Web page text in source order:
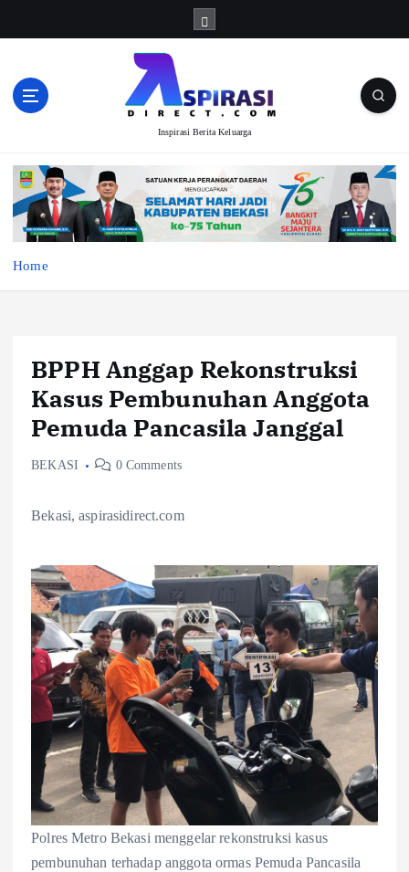
Inspirasi Berita Keluarga
Home
BPPH Anggap Rekonstruksi
Kasus Pembunuhan Anggota
Pemuda Pancasila Janggal
BEKASI 0 Comments
Bekasi, aspirasidirect.com
Polres Metro Bekasi menggelar rekonstruksi kasus
pembunuhan terhadap anggota ormas Pemuda Pancasila